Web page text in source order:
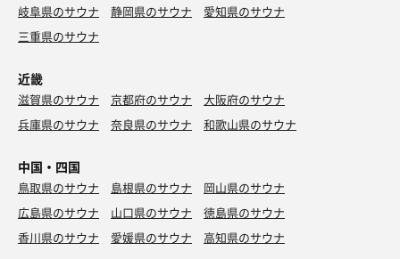
岐阜県のサウナ 静岡県のサウナ
愛知県のサウナ
三重県のサウナ
近畿
滋賀県のサウナ 京都府のサウナ
大阪府のサウナ
兵庫県のサウナ
奈良県のサウナ 和歌山県のサウナ
中国・四国
鳥取県のサウナ 島根県のサウナ
岡山県のサウナ
広島県のサウナ
山口県のサウナ
徳島県のサウナ
香川県のサウナ
愛媛県のサウナ 高知県のサウナ